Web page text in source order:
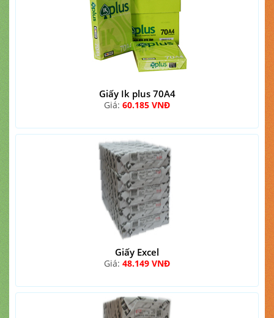
Giấy Ik plus 70A4
Giá: 60.185 VNĐ
Giấy Excel
Giá: 48.149 VNĐ